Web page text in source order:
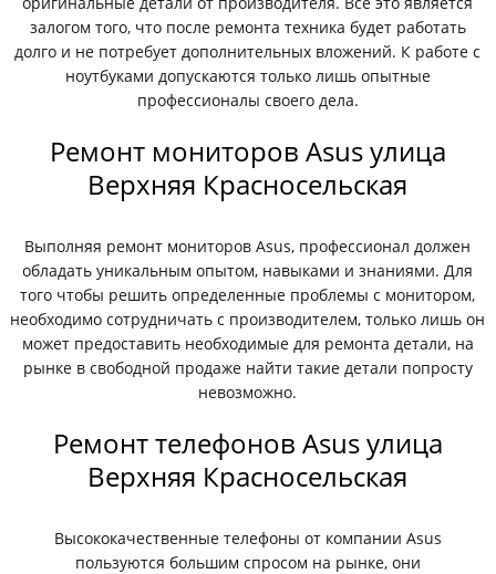
залогом того, что после ремонта техника будет работать
долго и не потребует дополнительных вложений. К работе с
ноутбуками допускаются только лишь опытные
профессионалы своего дела.
Ремонт мониторов Asus улица
Верхняя Красносельская
Выполняя ремонт мониторов Asus, профессионал должен
обладать уникальным опытом, навыками и знаниями. Для
того чтобы решить определенные проблемы с монитором,
необходимо сотрудничать с производителем, только лишь он
может предоставить необходимые для ремонта детали, на
рынке в свободной продаже найти такие детали попросту
невозможно.
Ремонт телефонов Asus улица
Верхняя Красносельская
Высококачественные телефоны от компании Asus
пользуются большим спросом на рынке, они